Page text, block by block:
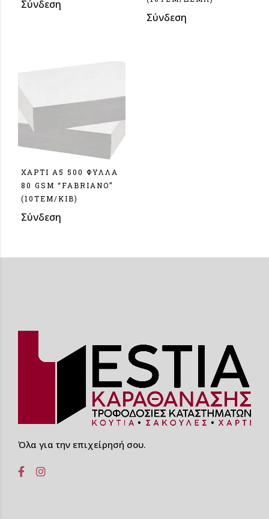
Σύνδεση
Σύνδεση
ΧΑΡΤΙ Α5 500 ΦΥΛΛΑ
80 GSM “FABRIANO”
(10ΤΕΜ/ΚΙΒ)
Σύνδεση
Όλα για την επιχείρησή σου.